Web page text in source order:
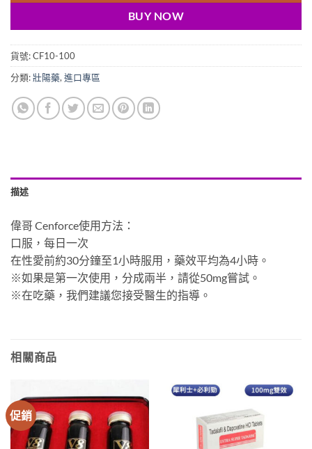
BUY NOW
貨號:CF10-100
分類:壯陽藥,進口專區
描述
偉哥 Cenforce使用方法：
口服，每日一次
在性愛前約30分鐘至1小時服用，藥效平均為4小時。
※如果是第一次使用，分成兩半，請從50mg嘗試。
※在吃藥，我們建議您接受醫生的指導。
相關商品
促銷